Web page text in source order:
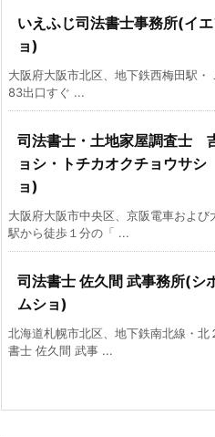
いえふじ司法書士事務所(イ
ョ)
大阪府大阪市北区、地下鉄西梅田駅
83出口すぐ ...
司法書士・土地家屋調査士
ョシ・トチカオクチョウサ
ョ)
大阪府大阪市中央区、京阪電車およ
駅から徒歩１分の「 ...
司法書士 佐久間 武事務所(シ
ムショ)
北海道札幌市北区、地下鉄南北線・
書士 佐久間 武事 ...